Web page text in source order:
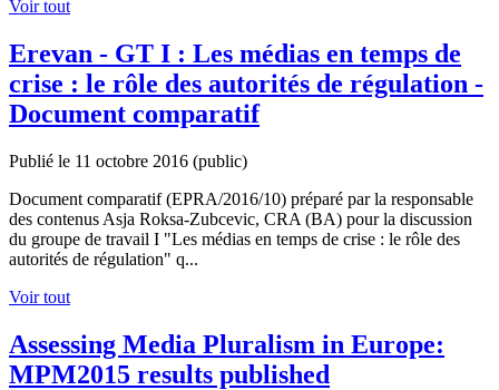
Voir tout
Erevan - GT I : Les médias en temps de
crise : le rôle des autorités de régulation -
Document comparatif
Publié le 11 octobre 2016 (public)
Document comparatif (EPRA/2016/10) préparé par la responsable
des contenus Asja Roksa-Zubcevic, CRA (BA) pour la discussion
du groupe de travail I "Les médias en temps de crise : le rôle des
autorités de régulation" q...
Voir tout
Assessing Media Pluralism in Europe:
MPM2015 results published